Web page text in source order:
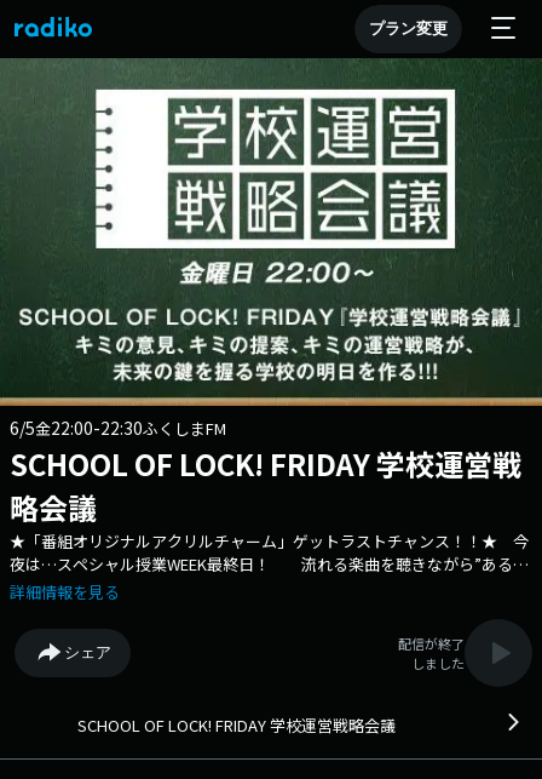
プラン変更
6/5金22:00-22:30ふくしまFM
SCHOOL OF LOCK! FRIDAY 学校運営戦
略会議
★「番組オリジナルアクリルチャーム」ゲットラストチャンス！！★ 今
夜は…スペシャル授業WEEK最終日！ 流れる楽曲を聴きながら”あるこ
と”を繋げて、 23:59までに学校掲示板への書き込むと 当選する確率が大
Sony Music が タッグを組んで贈る 10 代アーティスト限定の音楽の甲
子園！ マイナビ閃光ライオット2026 produced by SCHOOL OF
LOCK! そんな“閃光”についての特別授業！！ いよいよ来週末から
京DAY２ ＠渋谷・duo MUSIC EXCHANGE 6月20日(土) 大阪 ＠大
詳細情報を見る
シェア
配信が終了
しました
SCHOOL OF LOCK! FRIDAY 学校運営戦略会議